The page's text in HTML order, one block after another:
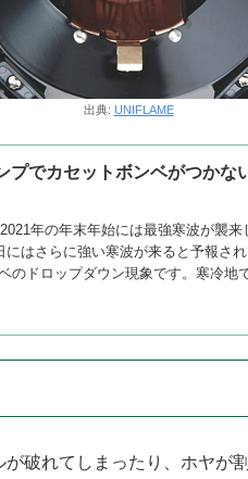
出典: UNIFLAME
プでカセットボンベがつかな
年の年末年始には最強寒波が襲
にはさらに強い寒波が来ると予報さ
のドロップダウン現象です。寒冷地
破れてしまったり、ホヤが